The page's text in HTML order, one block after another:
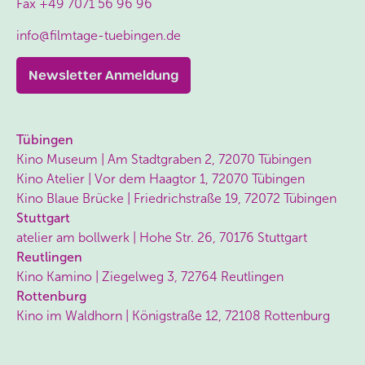
Fax +49 7071 56 96 96
info@filmtage-tuebingen.de
Newsletter Anmeldung
Tübingen
Kino Museum | Am Stadtgraben 2, 72070 Tübingen
Kino Atelier | Vor dem Haagtor 1, 72070 Tübingen
Kino Blaue Brücke | Friedrichstraße 19, 72072 Tübingen
Stuttgart
atelier am bollwerk | Hohe Str. 26, 70176 Stuttgart
Reutlingen
Kino Kamino | Ziegelweg 3, 72764 Reutlingen
Rottenburg
Kino im Waldhorn | Königstraße 12, 72108 Rottenburg